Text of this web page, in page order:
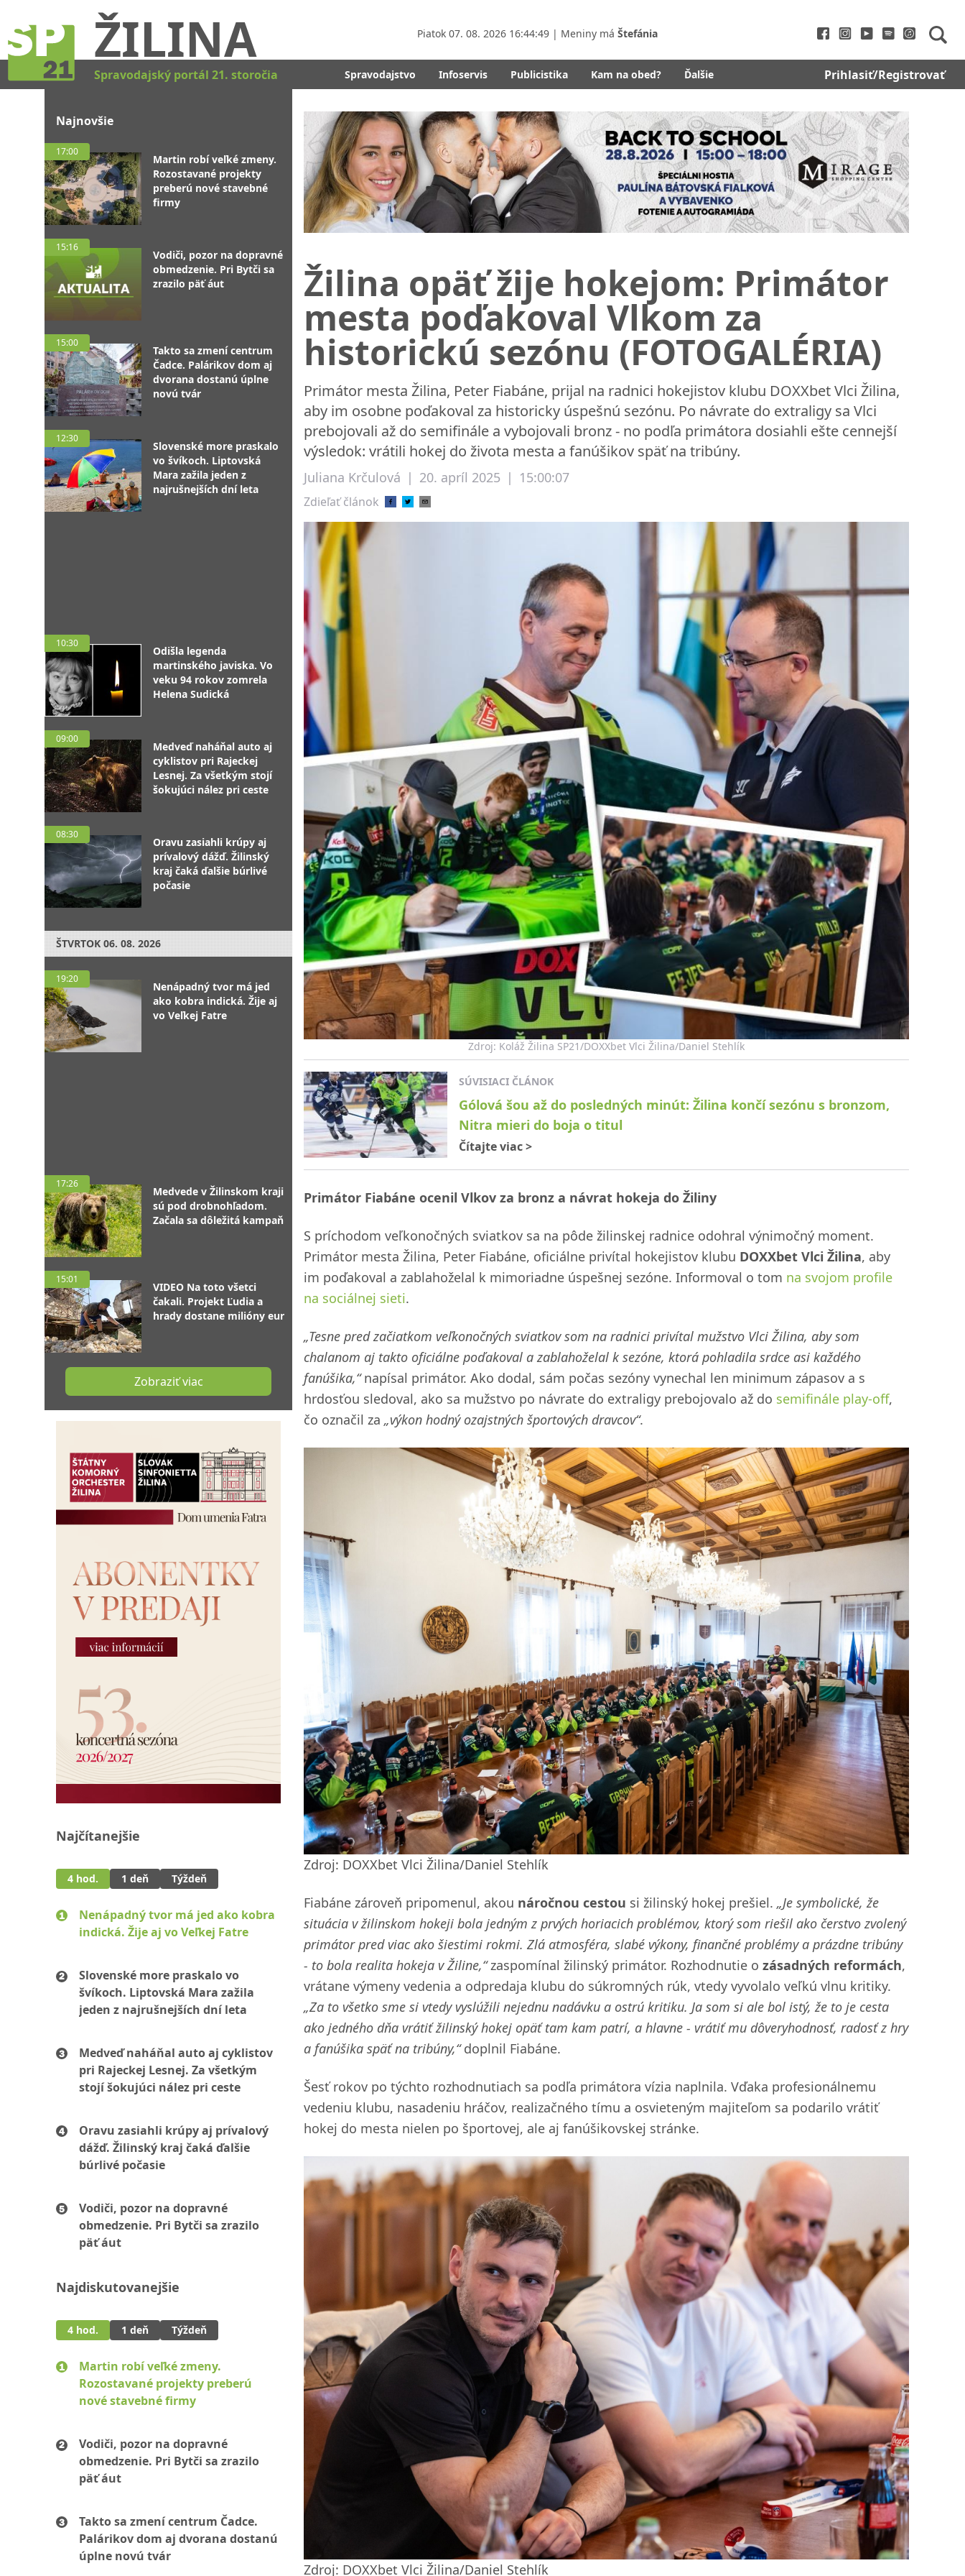
ŽILINA Piatok 07. 08. 2026 16:44:50 | Meniny má Štefánia
Spravodajský portál 21. storočia Spravodajstvo Infoservis Publicistika Kam na obed? Ďalšie Prihlasiť/Registrovať
Najnovšie
17:00
Martin robí veľké zmeny.
Rozostavané projekty
preberú nové stavebné
firmy
15:16
Vodiči, pozor na dopravné
obmedzenie. Pri Bytči sa
zrazilo päť áut
15:00
Takto sa zmení centrum
Čadce. Palárikov dom aj
dvorana dostanú úplne
novú tvár
12:30
Slovenské more praskalo
vo švíkoch. Liptovská
Mara zažila jeden z
najrušnejších dní leta
10:30
Odišla legenda
martinského javiska. Vo
veku 94 rokov zomrela
Helena Sudická
09:00
Medveď naháňal auto aj
cyklistov pri Rajeckej
Lesnej. Za všetkým stojí
šokujúci nález pri ceste
08:30
Oravu zasiahli krúpy aj
prívalový dážď. Žilinský
kraj čaká ďalšie búrlivé
počasie
ŠTVRTOK 06. 08. 2026
19:20
Nenápadný tvor má jed
ako kobra indická. Žije aj
vo Veľkej Fatre
17:26
Medvede v Žilinskom kraji
sú pod drobnohľadom.
Začala sa dôležitá kampaň
15:01
VIDEO Na toto všetci
čakali. Projekt Ľudia a
hrady dostane milióny eur
Zobraziť viac
Najčítanejšie
4 hod. 1 deň Týždeň
Nenápadný tvor má jed ako kobra
indická. Žije aj vo Veľkej Fatre
Slovenské more praskalo vo
švíkoch. Liptovská Mara zažila
jeden z najrušnejších dní leta
Medveď naháňal auto aj cyklistov
pri Rajeckej Lesnej. Za všetkým
stojí šokujúci nález pri ceste
Oravu zasiahli krúpy aj prívalový
dážď. Žilinský kraj čaká ďalšie
búrlivé počasie
Vodiči, pozor na dopravné
obmedzenie. Pri Bytči sa zrazilo
päť áut
Najdiskutovanejšie
4 hod. 1 deň Týždeň
Martin robí veľké zmeny.
Rozostavané projekty preberú
nové stavebné firmy
Vodiči, pozor na dopravné
obmedzenie. Pri Bytči sa zrazilo
päť áut
Takto sa zmení centrum Čadce.
Palárikov dom aj dvorana dostanú
úplne novú tvár
Žilina opäť žije hokejom: Primátor
mesta poďakoval Vlkom za
historickú sezónu (FOTOGALÉRIA)
Primátor mesta Žilina, Peter Fiabáne, prijal na radnici hokejistov klubu DOXXbet Vlci Žilina,
aby im osobne poďakoval za historicky úspešnú sezónu. Po návrate do extraligy sa Vlci
prebojovali až do semifinále a vybojovali bronz - no podľa primátora dosiahli ešte cennejší
výsledok: vrátili hokej do života mesta a fanúšikov späť na tribúny.
Juliana Krčulová | 20. apríl 2025 | 15:00:07
Zdieľať článok
Zdroj: Koláž Žilina SP21/DOXXbet Vlci Žilina/Daniel Stehlík
SÚVISIACI ČLÁNOK
Gólová šou až do posledných minút: Žilina končí sezónu s bronzom,
Nitra mieri do boja o titul
Čítajte viac>
Primátor Fiabáne ocenil Vlkov za bronz a návrat hokeja do Žiliny
S príchodom veľkonočných sviatkov sa na pôde žilinskej radnice odohral výnimočný moment.
Primátor mesta Žilina, Peter Fiabáne, oficiálne privítal hokejistov klubu DOXXbet Vlci Žilina, aby
im poďakoval a zablahoželal k mimoriadne úspešnej sezóne. Informoval o tom na svojom profile
na sociálnej sieti.
„Tesne pred začiatkom veľkonočných sviatkov som na radnici privítal mužstvo Vlci Žilina, aby som
chalanom aj takto oficiálne poďakoval a zablahoželal k sezóne, ktorá pohladila srdce asi každého
fanúšika,“napísal primátor. Ako dodal, sám počas sezóny vynechal len minimum zápasov a s
hrdosťou sledoval, ako sa mužstvo po návrate do extraligy prebojovalo až do semifinále play-off,
čo označil za „výkon hodný ozajstných športových dravcov“.
Zdroj: DOXXbet Vlci Žilina/Daniel Stehlík
Fiabáne zároveň pripomenul, akou náročnou cestou si žilinský hokej prešiel. „Je symbolické, že
situácia v žilinskom hokeji bola jedným z prvých horiacich problémov, ktorý som riešil ako čerstvo zvolený
primátor pred viac ako šiestimi rokmi. Zlá atmosféra, slabé výkony, finančné problémy a prázdne tribúny
- to bola realita hokeja v Žiline,“zaspomínal žilinský primátor. Rozhodnutie o zásadných reformách,
vrátane výmeny vedenia a odpredaja klubu do súkromných rúk, vtedy vyvolalo veľkú vlnu kritiky.
„Za to všetko sme si vtedy vyslúžili nejednu nadávku a ostrú kritiku. Ja som si ale bol istý, že to je cesta
ako jedného dňa vrátiť žilinský hokej opäť tam kam patrí, a hlavne - vrátiť mu dôveryhodnosť, radosť z hry
a fanúšika späť na tribúny,“doplnil Fiabáne.
Šesť rokov po týchto rozhodnutiach sa podľa primátora vízia naplnila. Vďaka profesionálnemu
vedeniu klubu, nasadeniu hráčov, realizačného tímu a osvieteným majiteľom sa podarilo vrátiť
hokej do mesta nielen po športovej, ale aj fanúšikovskej stránke.
Zdroj: DOXXbet Vlci Žilina/Daniel Stehlík